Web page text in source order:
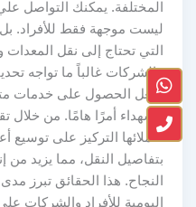
ليست موجهة فقط للأفراد.
التي تحتاج إلى نقل
فالشركات غالباً ما تواجه
يجعل الحصول على خدمات
الشهداء أمرًا هامًا. من خلال
لعملائها التركيز على توسيع
بتفاصيل النقل، مما يزيد
النجاح. هذا الحقائق تبرز
اليومية للأفراد